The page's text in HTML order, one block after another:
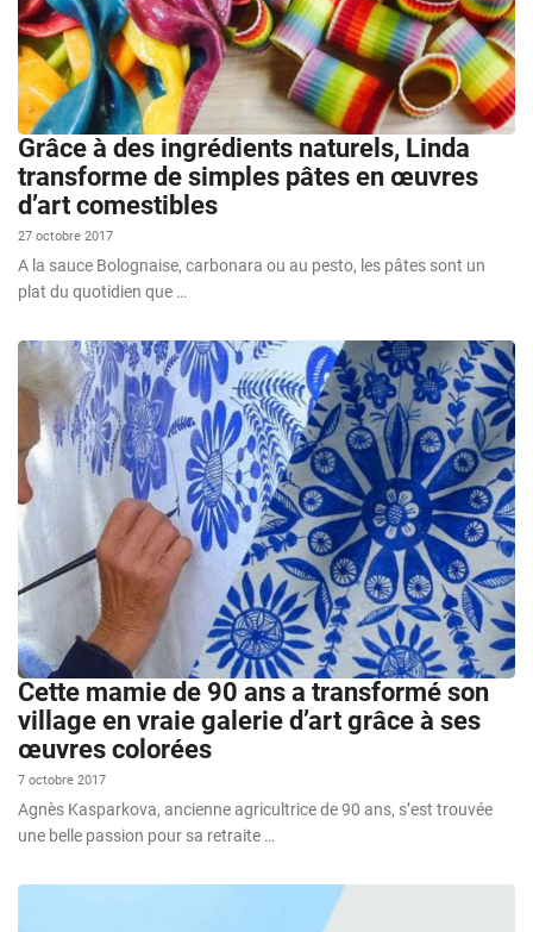
Grâce à des ingrédients naturels, Linda
transforme de simples pâtes en œuvres
d’art comestibles
27 octobre 2017
A la sauce Bolognaise, carbonara ou au pesto, les pâtes sont un
plat du quotidien que …
Cette mamie de 90 ans a transformé son
village en vraie galerie d’art grâce à ses
œuvres colorées
7 octobre 2017
Agnès Kasparkova, ancienne agricultrice de 90 ans, s’est trouvée
une belle passion pour sa retraite …